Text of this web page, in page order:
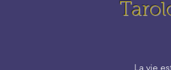
a vie